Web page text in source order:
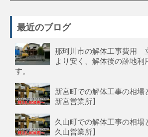
最近のブログ
那珂川市の解体工事費用
より安く、解体後の跡地利
す。
新宮町での解体工事の相
新宮営業所】
久山町での解体工事の相
久山営業所】